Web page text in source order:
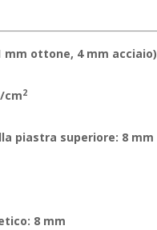
mm ottone, 4 mm acciaio)
cm2
piastra superiore: 8 mm
8 mm